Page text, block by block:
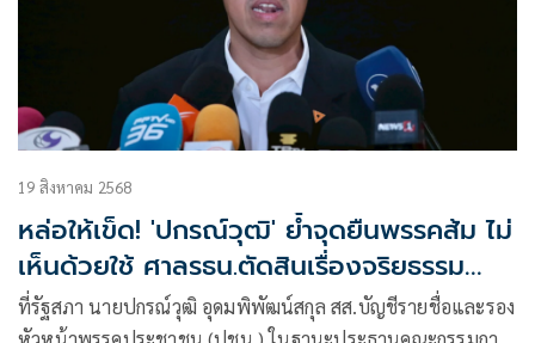
19 สิงหาคม 2568
หล่อให้เข็ด! 'ปกรณ์วุฒิ' ย้ำจุดยืนพรรคส้ม ไม่
เห็นด้วยใช้ ศาลรธน.ตัดสินเรื่องจริยธรรม
ความซื่อสัตย์สุจริต
ที่รัฐสภา นายปกรณ์วุฒิ อุดมพิพัฒน์สกุล สส.บัญชีรายชื่อและรอง